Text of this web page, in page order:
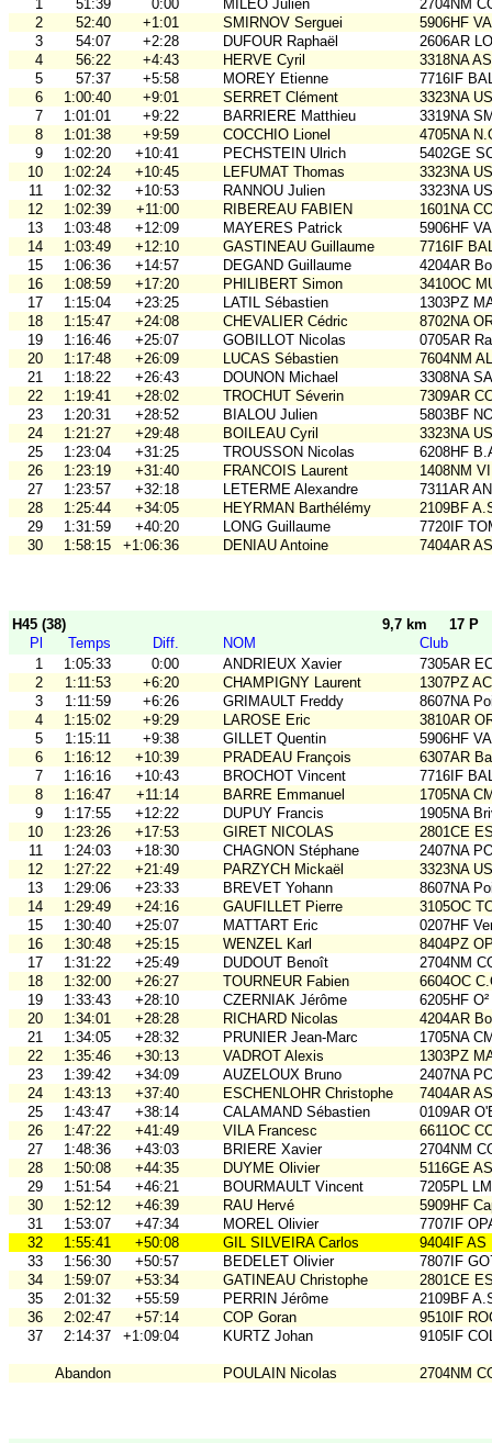
1 51:39 0:00 MILEO Julien
2704NM
2
52:40 +1:01 SMIRNOV Serguei
5906HF
3
54:07 +2:28 DUFOUR Raphaël
2606AR
4
56:22 +4:43 HERVE Cyril
3318NA
5
57:37 +5:58 MOREY Etienne
7716IF
6
1:00:40 +9:01 SERRET Clément
3323NA
7
1:01:01 +9:22 BARRIERE Matthieu
3319NA
8
1:01:38 +9:59 COCCHIO Lionel
4705NA
9
1:02:20 +10:41 PECHSTEIN Ulrich
5402GE
10
1:02:24 +10:45 LEFUMAT Thomas
3323NA
11
1:02:32 +10:53 RANNOU Julien
3323NA
12
1:02:39 +11:00 RIBEREAU FABIEN
1601NA
13
1:03:48 +12:09 MAYERES Patrick
5906HF
14
1:03:49 +12:10 GASTINEAU Guillaume
7716IF
15
1:06:36 +14:57 DEGAND Guillaume
4204AR
16
1:08:59 +17:20 PHILIBERT Simon
3410OC
17
1:15:04 +23:25 LATIL Sébastien
1303PZ
18
1:15:47 +24:08 CHEVALIER Cédric
8702NA
19
1:16:46 +25:07 GOBILLOT Nicolas
0705AR
20
1:17:48 +26:09 LUCAS Sébastien
7604NM
21
1:18:22 +26:43 DOUNON Michael
3308NA
22
1:19:41 +28:02 TROCHUT Séverin
7309AR
23
1:20:31 +28:52 BIALOU Julien
5803BF
24
1:21:27 +29:48 BOILEAU Cyril
3323NA
25
1:23:04 +31:25 TROUSSON Nicolas
6208HF
26
1:23:19 +31:40 FRANCOIS Laurent
1408NM
27
1:23:57 +32:18 LETERME Alexandre
7311AR
28
1:25:44 +34:05 HEYRMAN Barthélémy
2109BF
29
1:31:59 +40:20 LONG Guillaume
7720IF
30
1:58:15 +1:06:36 DENIAU Antoine 7404AR
H45 (38) 9,7 km
17 P
Pl
Temps Diff. NOM
Club
1
1:05:33 0:00 ANDRIEUX Xavier
7305AR
2
1:11:53 +6:20 CHAMPIGNY Laurent
1307PZ
3
1:11:59 +6:26 GRIMAULT Freddy
8607NA
4
1:15:02 +9:29 LAROSE Eric
3810AR
5
1:15:11 +9:38 GILLET Quentin
5906HF
6
1:16:12 +10:39 PRADEAU François
6307AR
7
1:16:16 +10:43 BROCHOT Vincent
7716IF
8
1:16:47 +11:14 BARRE Emmanuel
1705NA
9
1:17:55 +12:22 DUPUY Francis
1905NA
10
1:23:26 +17:53 GIRET NICOLAS
2801CE
11
1:24:03 +18:30 CHAGNON Stéphane
2407NA
12
1:27:22 +21:49 PARZYCH Mickaël
3323NA
13
1:29:06 +23:33 BREVET Yohann
8607NA
14
1:29:49 +24:16 GAUFILLET Pierre
3105OC
15
1:30:40 +25:07 MATTART Eric
0207HF
16
1:30:48 +25:15 WENZEL Karl
8404PZ
17
1:31:22 +25:49 DUDOUT Benoît
2704NM
18
1:32:00 +26:27 TOURNEUR Fabien
6604OC
19
1:33:43 +28:10 CZERNIAK Jérôme
6205HF O²
20
1:34:01 +28:28 RICHARD Nicolas
4204AR
21
1:34:05 +28:32 PRUNIER Jean-Marc
1705NA
22
1:35:46 +30:13 VADROT Alexis
1303PZ
23
1:39:42 +34:09 AUZELOUX Bruno
2407NA
24
1:43:13 +37:40 ESCHENLOHR Christophe
7404AR
25
1:43:47 +38:14 CALAMAND Sébastien
0109AR
26
1:47:22 +41:49 VILA Francesc
6611OC
27
1:48:36 +43:03 BRIERE Xavier
2704NM
28
1:50:08 +44:35 DUYME Olivier
5116GE
29
1:51:54 +46:21 BOURMAULT Vincent
7205PL
30
1:52:12 +46:39 RAU Hervé
5909HF
31
1:53:07 +47:34 MOREL Olivier
7707IF
32
1:55:41 +50:08 GIL SILVEIRA Carlos
9404IF AS
33
1:56:30 +50:57 BEDELET Olivier
7807IF
34
1:59:07 +53:34 GATINEAU Christophe
2801CE
35
2:01:32 +55:59 PERRIN Jérôme
2109BF
36
2:02:47 +57:14 COP Goran
9510IF
37
2:14:37 +1:09:04 KURTZ Johan 9105IF
Abandon POULAIN Nicolas 2704NM